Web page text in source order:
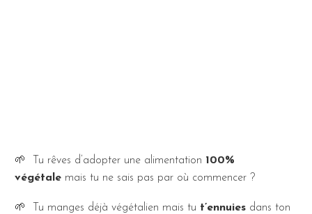
🌱 Tu rêves d’adopter une alimentation 100%
végétale mais tu ne sais pas par où commencer ?
🌱 Tu manges déjà végétalien mais tu t’ennuies dans ton